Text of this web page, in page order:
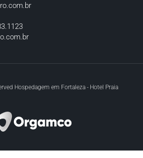
Hospedagem em Fortaleza - Hotel Praia